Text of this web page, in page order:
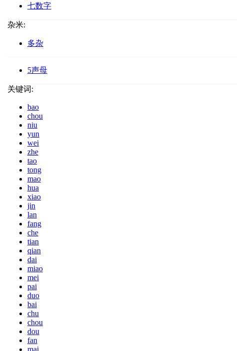
七数字
杂米:
多杂
5声母
关键词:
bao
chou
niu
yun
wei
zhe
tao
tong
mao
hua
xiao
jin
lan
fang
che
tian
qian
dai
miao
mei
pai
duo
bai
chu
chou
dou
fan
mai